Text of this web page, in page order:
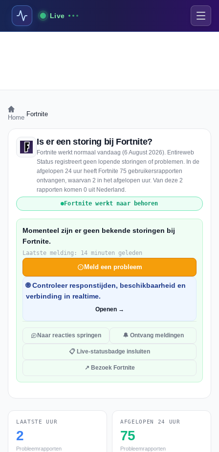
Live
Home Fortnite
Is er een storing bij Fortnite?
Fortnite werkt normaal vandaag (6 August 2026). Entireweb
Status registreert geen lopende storingen of problemen. In de
afgelopen 24 uur heeft Fortnite 75 gebruikersrapporten
ontvangen, waarvan 2 in het afgelopen uur. Van deze 2
rapporten komen 0 uit Nederland.
Fortnite werkt naar behoren
Momenteel zijn er geen bekende storingen bij
Fortnite.
Laatste melding: 14 minuten geleden
Meld een probleem
🌐 Controleer responstijden, beschikbaarheid en
verbinding in realtime.
Openen →
Naar reacties springen 🔔 Ontvang meldingen
📋 Live-statusbadge insluiten
↗ Bezoek Fortnite
LAATSTE UUR
2
Probleemrapporten
AFGELOPEN 24 UUR
75
Probleemrapporten